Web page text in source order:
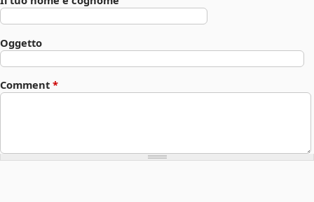
e
_
r
g
e
Oggetto
Comment *